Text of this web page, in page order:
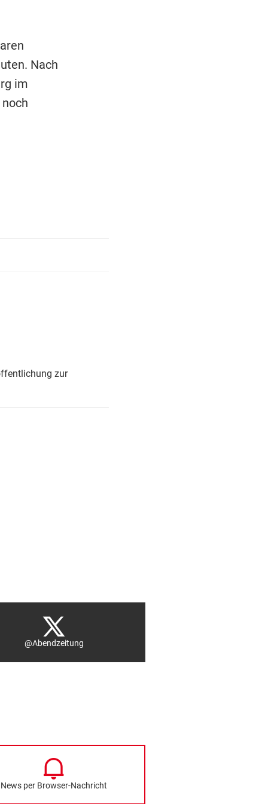
Nach
im
zur
@Abendzeitung
News per Browser-Nachricht